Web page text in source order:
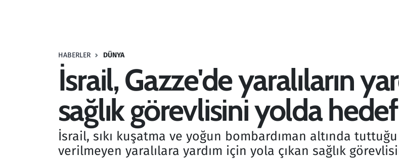
HABERLER DÜNYA
İsrail, Gazze'de yaralıların
sağlık görevlisini yolda
İsrail, sıkı kuşatma ve yoğun bombardıman altında
verilmeyen yaralılara yardım için yola çıkan sağlık
Savunma Sanayi